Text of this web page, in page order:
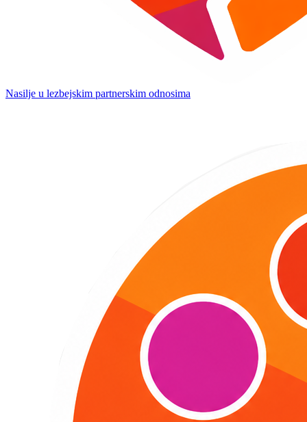
Nasilje u lezbejskim partnerskim odnosima